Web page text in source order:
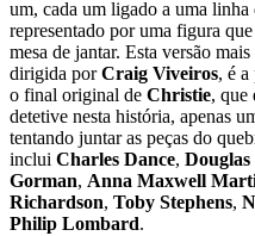
um, cada um ligado a uma
representado por uma figura
mesa de jantar. Esta versão
dirigida porCraig Viveiros, é a
o final original de Christie, que
detetive nesta história, apenas
tentando juntar as peças do
inclui Charles Dance, Douglas
Gorman, Anna Maxwell
Richardson, Toby Stephens,
Philip Lombard.